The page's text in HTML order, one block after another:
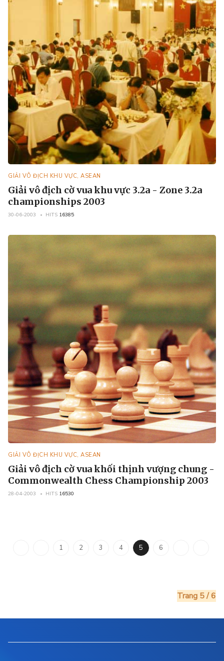
GIẢI VÔ ĐỊCH KHU VỰC, ASEAN
Giải vô địch cờ vua khu vực 3.2a - Zone 3.2a
championships 2003
30-06-2003 HITS 16385
GIẢI VÔ ĐỊCH KHU VỰC, ASEAN
Giải vô địch cờ vua khối thịnh vượng chung -
Commonwealth Chess Championship 2003
28-04-2003 HITS 16530
1 2 3 4 5 6
Trang 5 / 6